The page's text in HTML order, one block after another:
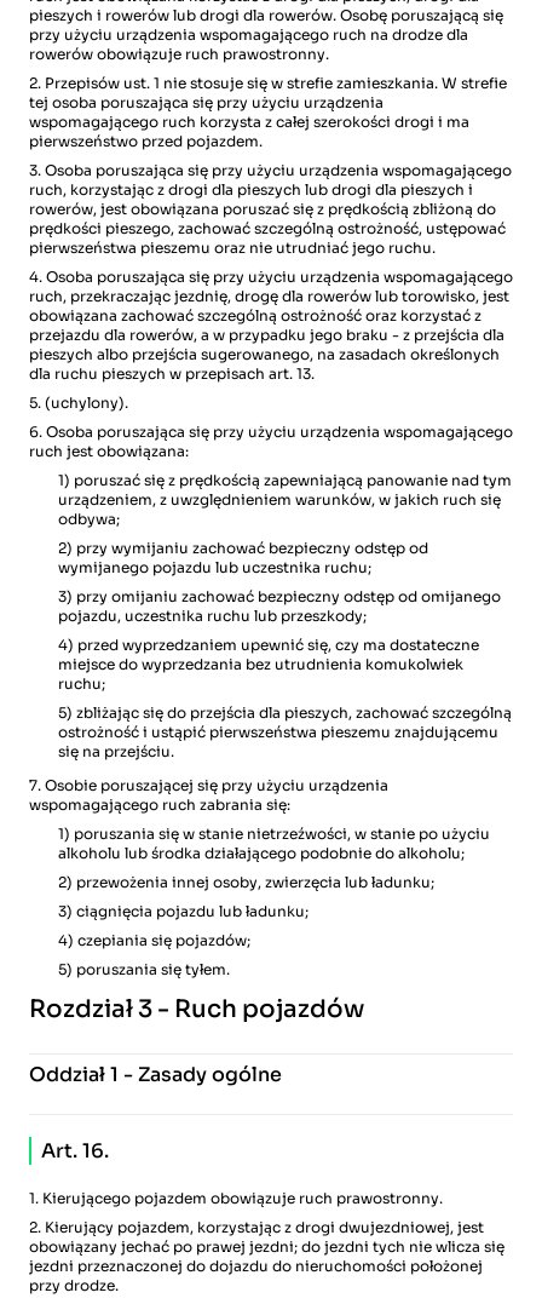
pieszych i rowerów lub drogi dla rowerów. Osobę poruszającą się
przy użyciu urządzenia wspomagającego ruch na drodze dla
rowerów obowiązuje ruch prawostronny.
2. Przepisów ust. 1 nie stosuje się w strefie zamieszkania. W strefie
tej osoba poruszająca się przy użyciu urządzenia
wspomagającego ruch korzysta z całej szerokości drogi i ma
pierwszeństwo przed pojazdem.
3. Osoba poruszająca się przy użyciu urządzenia wspomagającego
ruch, korzystając z drogi dla pieszych lub drogi dla pieszych i
rowerów, jest obowiązana poruszać się z prędkością zbliżoną do
prędkości pieszego, zachować szczególną ostrożność, ustępować
pierwszeństwa pieszemu oraz nie utrudniać jego ruchu.
4. Osoba poruszająca się przy użyciu urządzenia wspomagającego
ruch, przekraczając jezdnię, drogę dla rowerów lub torowisko, jest
obowiązana zachować szczególną ostrożność oraz korzystać z
przejazdu dla rowerów, a w przypadku jego braku - z przejścia dla
pieszych albo przejścia sugerowanego, na zasadach określonych
dla ruchu pieszych w przepisach art. 13.
5. (uchylony).
6. Osoba poruszająca się przy użyciu urządzenia wspomagającego
ruch jest obowiązana:
1) poruszać się z prędkością zapewniającą panowanie nad tym
urządzeniem, z uwzględnieniem warunków, w jakich ruch się
odbywa;
2) przy wymijaniu zachować bezpieczny odstęp od
wymijanego pojazdu lub uczestnika ruchu;
3) przy omijaniu zachować bezpieczny odstęp od omijanego
pojazdu, uczestnika ruchu lub przeszkody;
4) przed wyprzedzaniem upewnić się, czy ma dostateczne
miejsce do wyprzedzania bez utrudnienia komukolwiek
ruchu;
5) zbliżając się do przejścia dla pieszych, zachować szczególną
ostrożność i ustąpić pierwszeństwa pieszemu znajdującemu
się na przejściu.
7. Osobie poruszającej się przy użyciu urządzenia
wspomagającego ruch zabrania się:
1) poruszania się w stanie nietrzeźwości, w stanie po użyciu
alkoholu lub środka działającego podobnie do alkoholu;
2) przewożenia innej osoby, zwierzęcia lub ładunku;
3) ciągnięcia pojazdu lub ładunku;
4) czepiania się pojazdów;
5) poruszania się tyłem.
Rozdział 3 - Ruch pojazdów
Oddział 1 - Zasady ogólne
Art. 16.
1. Kierującego pojazdem obowiązuje ruch prawostronny.
2. Kierujący pojazdem, korzystając z drogi dwujezdniowej, jest
obowiązany jechać po prawej jezdni; do jezdni tych nie wlicza się
jezdni przeznaczonej do dojazdu do nieruchomości położonej
przy drodze.